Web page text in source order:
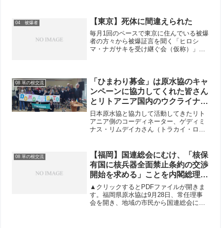
各地の原水協から38名が出席。菅政和県
実行委員会代表委員が挨拶...
04 被爆者 【東京】死体に間違えられた
毎月1回のペースで東京に住んでいる被爆
者の方々から被爆証言を聞く「ヒロシ
マ・ナガサキを受け継ぐ会（仮称）」は5
んなの前で話したこと...
08 草の根交流
「ひまわり募金」は原水協のキャ
ンペーンに協力してくれた皆さん
とリトアニア国内のウクライナ難
民の心を通わせるとりくみでした
日本原水協と協力して活動してきたリト
アニア側のコーディネーター、ゲディミ
ナス・リムデイカさん（トラカイ・ロー
井正和さん、高草木博さん、朝戸理恵子
さん、リトアニア国内のウ...
08 草の根交流
【福岡】国連総会にむけ、「核保
有国に核兵器全面禁止条約の交渉
開始を求める」ことを内閣総理大
臣に要請する団体署名のとりくみ
を決定
▲クリックするとPDFファイルが開きま
す。福岡県原水協は9月28日、常任理事
会を開き、地域の市民から国連総会にむ